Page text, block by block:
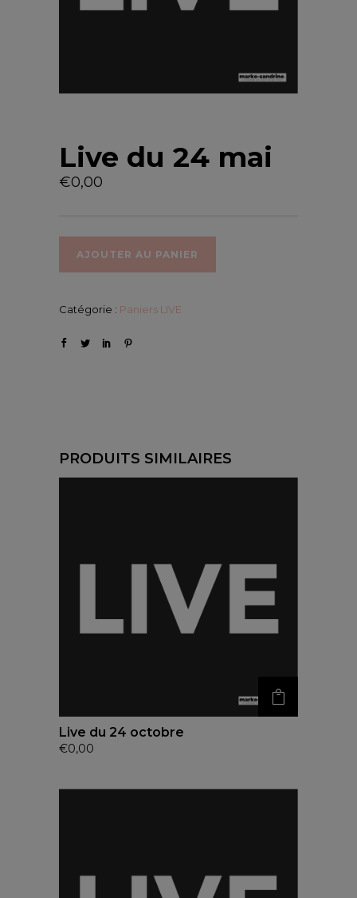
Live du 24 mai
€0,00
AJOUTER AU PANIER
Catégorie : Paniers LIVE
PRODUITS SIMILAIRES
Live du 24 octobre
€0,00